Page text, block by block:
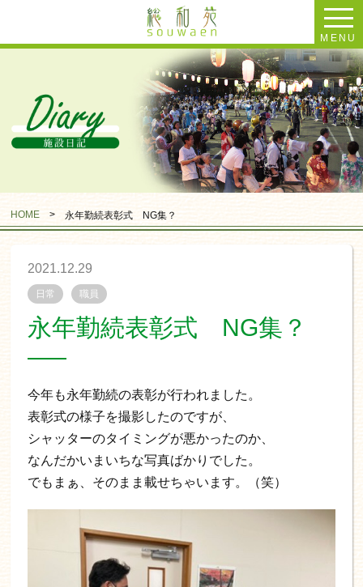
MENU
HOME >永年勤続表彰式 NG集？
2021.12.29
日常 職員
永年勤続表彰式 NG集？
今年も永年勤続の表彰が行われました。
表彰式の様子を撮影したのですが、
シャッターのタイミングが悪かったのか、
なんだかいまいちな写真ばかりでした。
でもまぁ、そのまま載せちゃいます。（笑）